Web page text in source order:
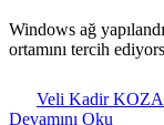
Windows ağ
ortamını tercih
Veli Kadir
Devamını Oku